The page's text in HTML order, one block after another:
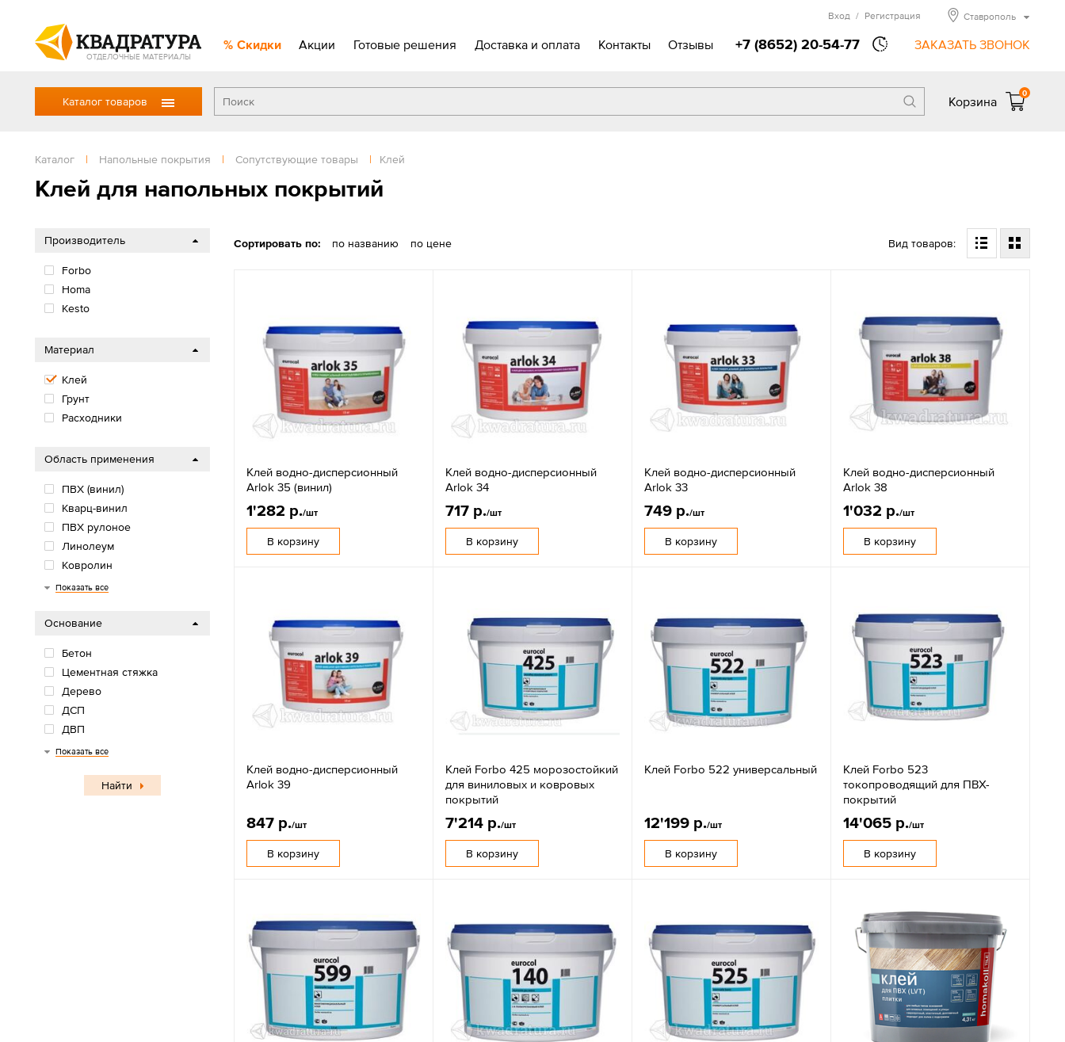
ОТДЕЛОЧНЫЕ МАТЕРИАЛЫ
Скидки Акции Готовые решения Доставка и оплата Контакты Отзывы +7 (8652) 20-54-77 ЗАКАЗАТЬ ЗВОНОК
Вход / Регистрация Ставрополь
Каталог товаров Корзина
0
Каталог | Напольные покрытия | Сопутствующие товары | Клей
Клей для напольных покрытий
Сортировать по: по названию по цене Вид товаров:
Клей водно-дисперсионный
Arlok 35 (винил)
1'282 р./шт
В корзину
Клей водно-дисперсионный
Arlok 34
717 р./шт
В корзину
Клей водно-дисперсионный
Arlok 33
749 р./шт
В корзину
Клей водно-дисперсионный
Arlok 38
1'032 р./шт
В корзину
Клей водно-дисперсионный
Arlok 39
847 р./шт
В корзину
Клей Forbo 425 морозостойкий
для виниловых и ковровых
покрытий
7'214 р./шт
В корзину
Клей Forbo 522 универсальный
12'199 р./шт
В корзину
Клей Forbo 523
токопроводящий для ПВХ-
покрытий
14'065 р./шт
В корзину
Производитель
Forbo
Homa
Kesto
Материал
Клей
Грунт
Расходники
Область применения
ПВХ (винил)
Кварц-винил
ПВХ рулоное
Линолеум
Ковролин
Пробка
Ламинат
Паркет
Подложка
Показать все
Основание
Бетон
Цементная стяжка
Дерево
ДСП
ДВП
Наливная стяжка
Показать все
Найти